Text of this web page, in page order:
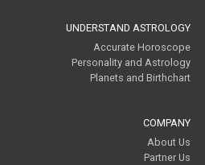
UNDERSTAND ASTROLOGY
Accurate Horoscope
Personality and Astrology
Planets and Birthchart
COMPANY
About Us
Partner Us